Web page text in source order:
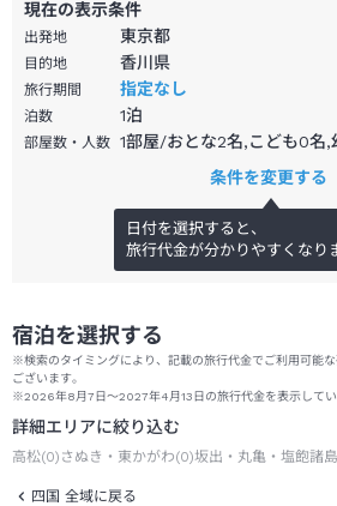
現在の表示条件
出発地 東京都
目的地 香川県
旅行期間 指定なし
泊数 1泊
部屋数・人数 1部屋/おとな2名,こども0名,
条件を変更する
日付を選択すると、
旅行代金が分かりやすくなり
宿泊を選択する
※検索のタイミングにより、記載の旅行代金でご利用可能
ございます。
※2026年8月7日～2027年4月13日の旅行代金を表示してい
詳細エリアに絞り込む
高松(0) さぬき・東かがわ(0)坂出・丸亀・塩飽諸島
四国 全域に戻る